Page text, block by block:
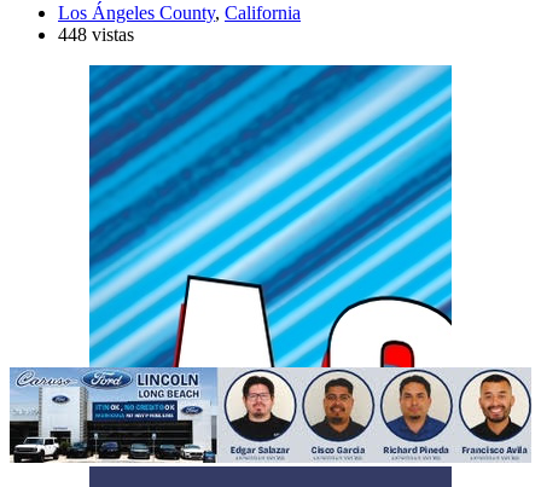
Los Ángeles County, California
448 vistas